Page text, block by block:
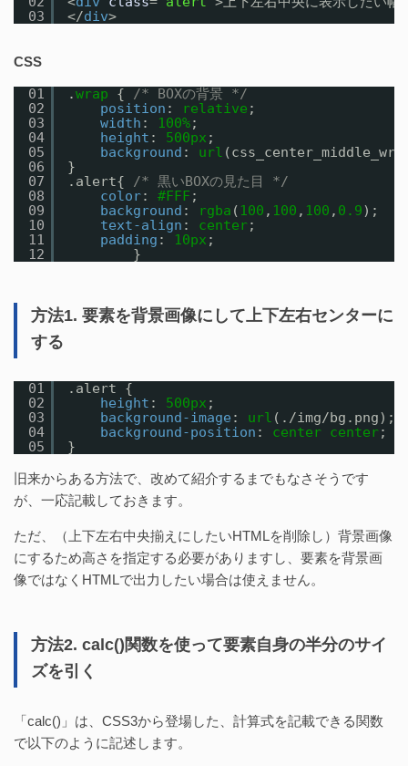
03
</div>
CSS
01
02
03
04
05
06
07
08
09
10
11
12
.wrap { /* BOXの背景 */
position : relative ;
width : 100%;
height : 500px ;
background : url
}
.alert{ /* 黒いBOXの見た目 */
color: #FFF ;
background : rgba ( 100 , 100 , 100 , 0.9);
text-align : center;
padding : 10px ;
}
方法1. 要素を背景画像にして上下左右センターに
する
01
02
03
04
05
.alert {
height : 500px ;
background-image : url (./img/bg.png);
background-position : center center;
}
旧来からある方法で、改めて紹介するまでもなさそうです
が、一応記載しておきます。
ただ、（上下左右中央揃えにしたいHTMLを削除し）背景画像
にするため高さを指定する必要がありますし、要素を背景画
像ではなくHTMLで出力したい場合は使えません。
方法2. calc()関数を使って要素自身の半分のサイ
ズを引く
「calc()」は、CSS3から登場した、計算式を記載できる関数
で以下のように記述します。